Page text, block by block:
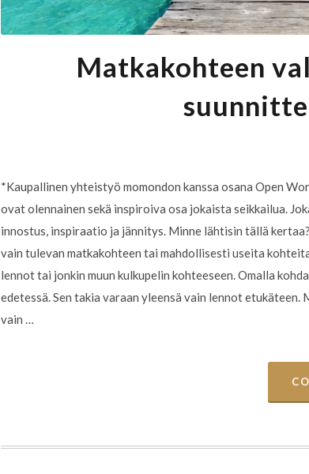
Matkakohteen
*Kaupallinen yhteistyö momondon kanssa osana Open
ovat olennainen sekä inspiroiva osa jokaista seikkailua.
innostus, inspiraatio ja jännitys. Minne lähtisin tällä
vain tulevan matkakohteen tai mahdollisesti useita
lennot tai jonkin muun kulkupelin kohteeseen. Omalla
edetessä. Sen takia varaan yleensä vain lennot
vain …